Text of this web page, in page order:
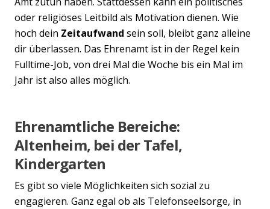
oder religiöses Leitbild als Motivation dienen. Wie
hoch dein Zeitaufwand sein soll, bleibt ganz alleine
dir überlassen. Das Ehrenamt ist in der Regel kein
Fulltime-Job, von drei Mal die Woche bis ein Mal im
Jahr ist also alles möglich.
Ehrenamtliche Bereiche:
Altenheim, bei der Tafel,
Kindergarten
Es gibt so viele Möglichkeiten sich sozial zu
engagieren. Ganz egal ob als Telefonseelsorge, in